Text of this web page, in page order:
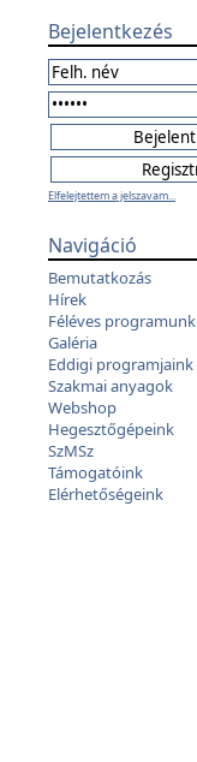
Bejelentkezés
Elfelejtettem a jelszavam...
Navigáció
Bemutatkozás
Hírek
Féléves programunk
Galéria
Eddigi programjaink
Szakmai anyagok
Webshop
Hegesztőgépeink
SzMSz
Támogatóink
Elérhetőségeink